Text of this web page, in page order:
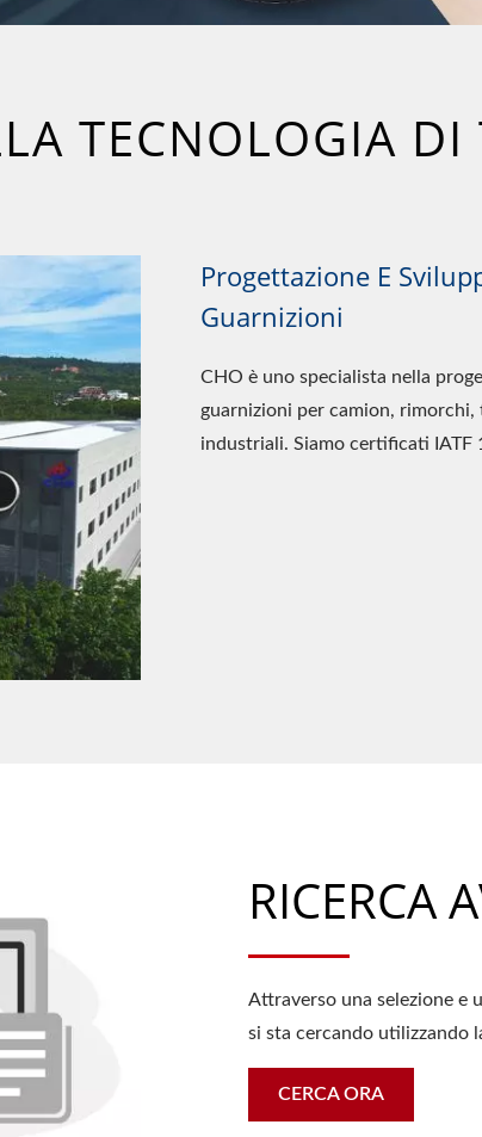
TECNOLOGIA DI
Progettazione E
Guarnizioni
CHO è uno specialista nella
guarnizioni per camion,
industriali. Siamo certificati IATF
RICERCA
Attraverso una selezione e
si sta cercando utilizzando
CERCA ORA